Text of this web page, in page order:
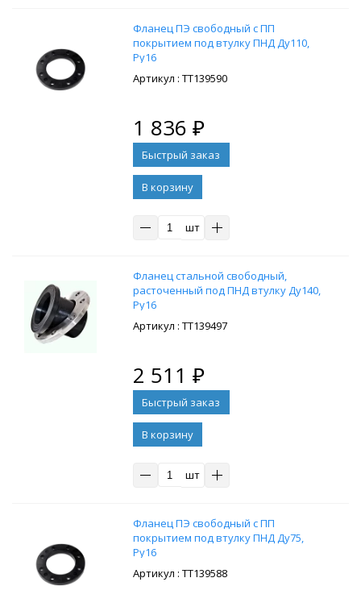
Фланец ПЭ свободный с ПП
покрытием под втулку ПНД Ду110,
Ру16
: ТТ139590
1 836 ₽
В корзину
шт
Фланец стальной свободный,
расточенный под ПНД втулку Ду140,
Ру16
: ТТ139497
2 511 ₽
В корзину
шт
Фланец ПЭ свободный с ПП
покрытием под втулку ПНД Ду75,
Ру16
: ТТ139588